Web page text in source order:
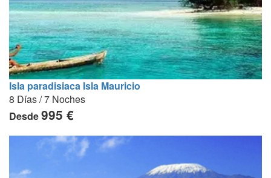
Isla paradisiaca Isla Mauricio
8 Días / 7 Noches
Desde995 €